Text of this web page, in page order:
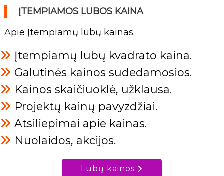
ĮTEMPIAMOS LUBOS KAINA
Apie Įtempiamų lubų kainas.
Įtempiamų lubų kvadrato kaina.
Galutinės kainos sudedamosios.
Kainos skaičiuoklė, užklausa.
Projektų kainų pavyzdžiai.
Atsiliepimai apie kainas.
Nuolaidos, akcijos.
Lubų kainos